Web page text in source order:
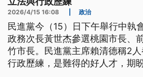
2026/4/15 16:08 政治
民進黨今（15）日下午舉行中執
政務次長黃世杰參選桃園市長、
竹市長。民進黨主席賴清德稱2
行政歷練，是難得的好人才，期